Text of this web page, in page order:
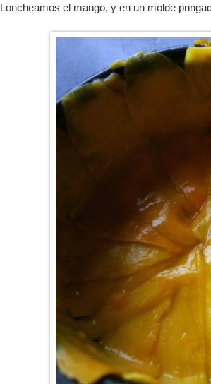
Loncheamos el mango, y en un molde